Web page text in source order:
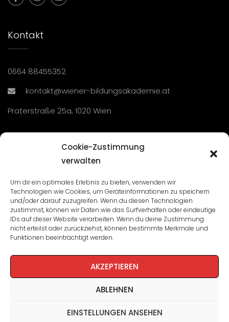
Cookie-Zustimmung
verwalten
Um dir ein optimales Erlebnis zu bieten, verwenden wir
Technologien wie Cookies, um Geräteinformationen zu speichern
und/oder darauf zuzugreifen. Wenn du diesen Technologien
zustimmst, können wir Daten wie das Surfverhalten oder eindeutige
IDs auf dieser Website verarbeiten. Wenn du deine Zustimmung
nicht erteilst oder zurückziehst, können bestimmte Merkmale und
Funktionen beeinträchtigt werden.
AKZEPTIEREN
ABLEHNEN
EINSTELLUNGEN ANSEHEN
Kontakt
0664 88455352
kontakt@wiener-bildungsakademie.at
Praterstraße 25a, 1020 Wien
Seminare und Veranstaltungen
Lehrgänge
WBA: Direktion und Team
Impressum/Datenschutz
Cookie-Richtlinie